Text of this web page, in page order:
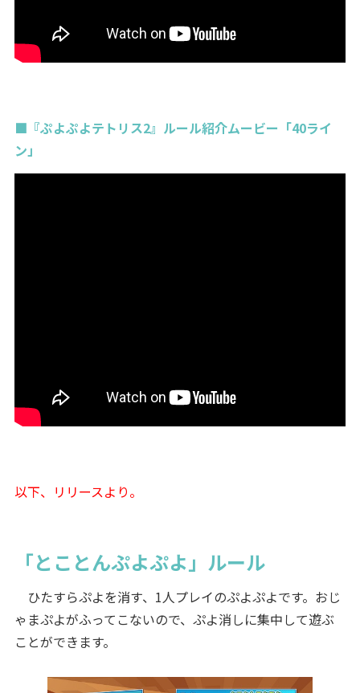
■『ぷよぷよテトリス2』ルール紹介ムービー「40ライ
ン」
以下、リリースより。
「とことんぷよぷよ」ルール
ひたすらぷよを消す、1人プレイのぷよぷよです。おじ
ゃまぷよがふってこないので、ぷよ消しに集中して遊ぶ
ことができます。